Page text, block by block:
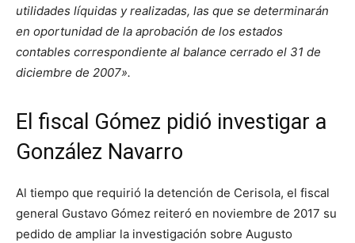
utilidades líquidas y realizadas, las que se determinarán
en oportunidad de la aprobación de los estados
contables correspondiente al balance cerrado el 31 de
diciembre de 2007».
El fiscal Gómez pidió investigar a
González Navarro
Al tiempo que requirió la detención de Cerisola, el fiscal
general Gustavo Gómez reiteró en noviembre de 2017 su
pedido de ampliar la investigación sobre Augusto